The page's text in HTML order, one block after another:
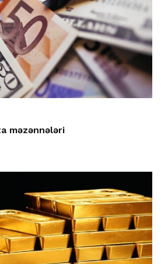
məzənnələri